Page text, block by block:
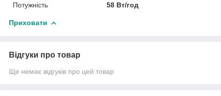
Потужність
58 Вт/год
Приховати
Відгуки про товар
Ще немає відгуків про цей товар